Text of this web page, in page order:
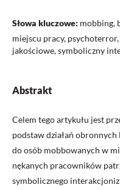
Słowa kluczowe: mobbing,
miejscu pracy,
jakościowe, symboliczny
Abstrakt
Celem tego artykułu jest
podstaw działań
do osób mobbowanych w
nękanych pracowników
symbolicznego